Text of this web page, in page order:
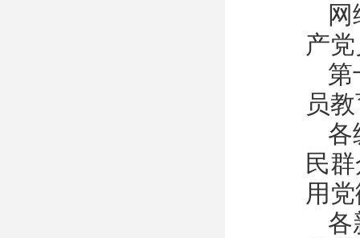
产
第
员
各
民
用
各